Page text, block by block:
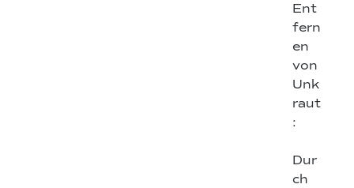
Ent
fern
en
von
Unk
raut
:
Dur
ch